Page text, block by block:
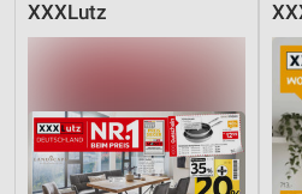
XXXLutz
IAB-Verarbeitungszwecke:
Speichern von oder Zugriff auf
Verwendung reduzierter Daten
Werbeanzeigen